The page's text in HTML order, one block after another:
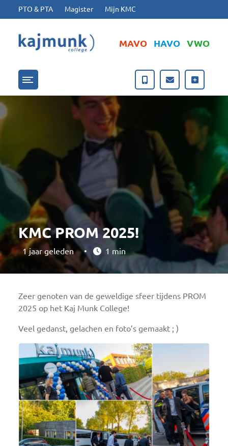
Ga naar hoofdinhoud
Ga naar footer
PTO & PTA Magister Mijn KMC
MAVO HAVO VWO
Menu openen/sluiten
KMC PROM 2025!
1 jaar geleden • 1 min
Zeer genoten van de geweldige sfeer tijdens PROM
2025 op het Kaj Munk College!
Veel gedanst, gelachen en foto’s gemaakt ; )